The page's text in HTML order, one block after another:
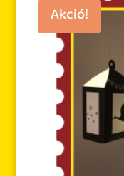
Akció!